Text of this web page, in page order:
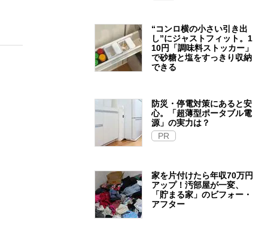
“コンロ横の小さい引き出
し”にジャストフィット。1
10円「調味料ストッカー」
で砂糖と塩をすっきり収納
できる
防災・停電対策にあると安
心。「超薄型ポータブル電
源」の実力は？​
PR
家を片付けたら年収70万円
アップ！汚部屋が一変、
「貯まる家」のビフォー・
アフター